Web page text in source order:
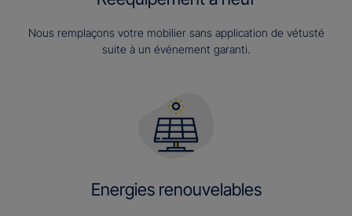
Nous remplaçons votre mobilier sans application de vétusté
suite à un événement garanti.
Energies renouvelables